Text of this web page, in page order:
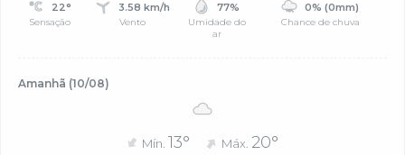
22°
Sensação
3.58 km/h
Vento
77%
Umidade do
ar
0% (0mm)
Chance de chuva
Amanhã (10/08)
Mín. 13° Máx. 20°